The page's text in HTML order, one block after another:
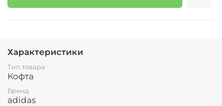
Характеристики
Тип товара
Кофта
Бренд
adidas